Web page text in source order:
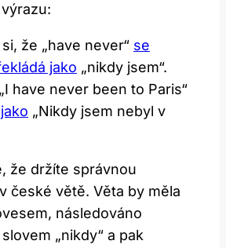
že „have never“ se
jako „nikdy jsem“.
have never been to Paris“
„Nikdy jsem nebyl v
že držíte správnou
české větě. Věta by měla
následováno
„nikdy“ a pak